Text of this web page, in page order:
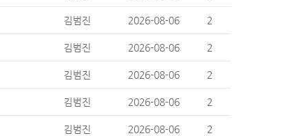
김범진 2026-08-06 2
김범진 2026-08-06 2
김범진 2026-08-06 2
김범진 2026-08-06 2
김범진 2026-08-06 2